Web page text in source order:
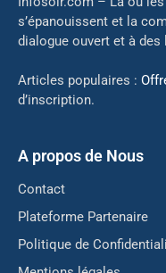
s’épanouissent et la
dialogue ouvert et à
Articles populaires :
d’inscription.
A propos de Nous
Contact
Plateforme Partenaire
Politique de